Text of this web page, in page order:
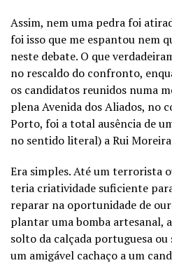
Assim, nem uma pedra foi
foi isso que me espantou nem
neste debate. O que
no rescaldo do confronto,
os candidatos reunidos numa
plena Avenida dos Aliados, no
Porto, foi a total ausência de
no sentido literal) a Rui
Era simples. Até um terrorista
teria criatividade suficiente
reparar na oportunidade de
plantar uma bomba artesanal,
solto da calçada portuguesa
um amigável cachaço a um